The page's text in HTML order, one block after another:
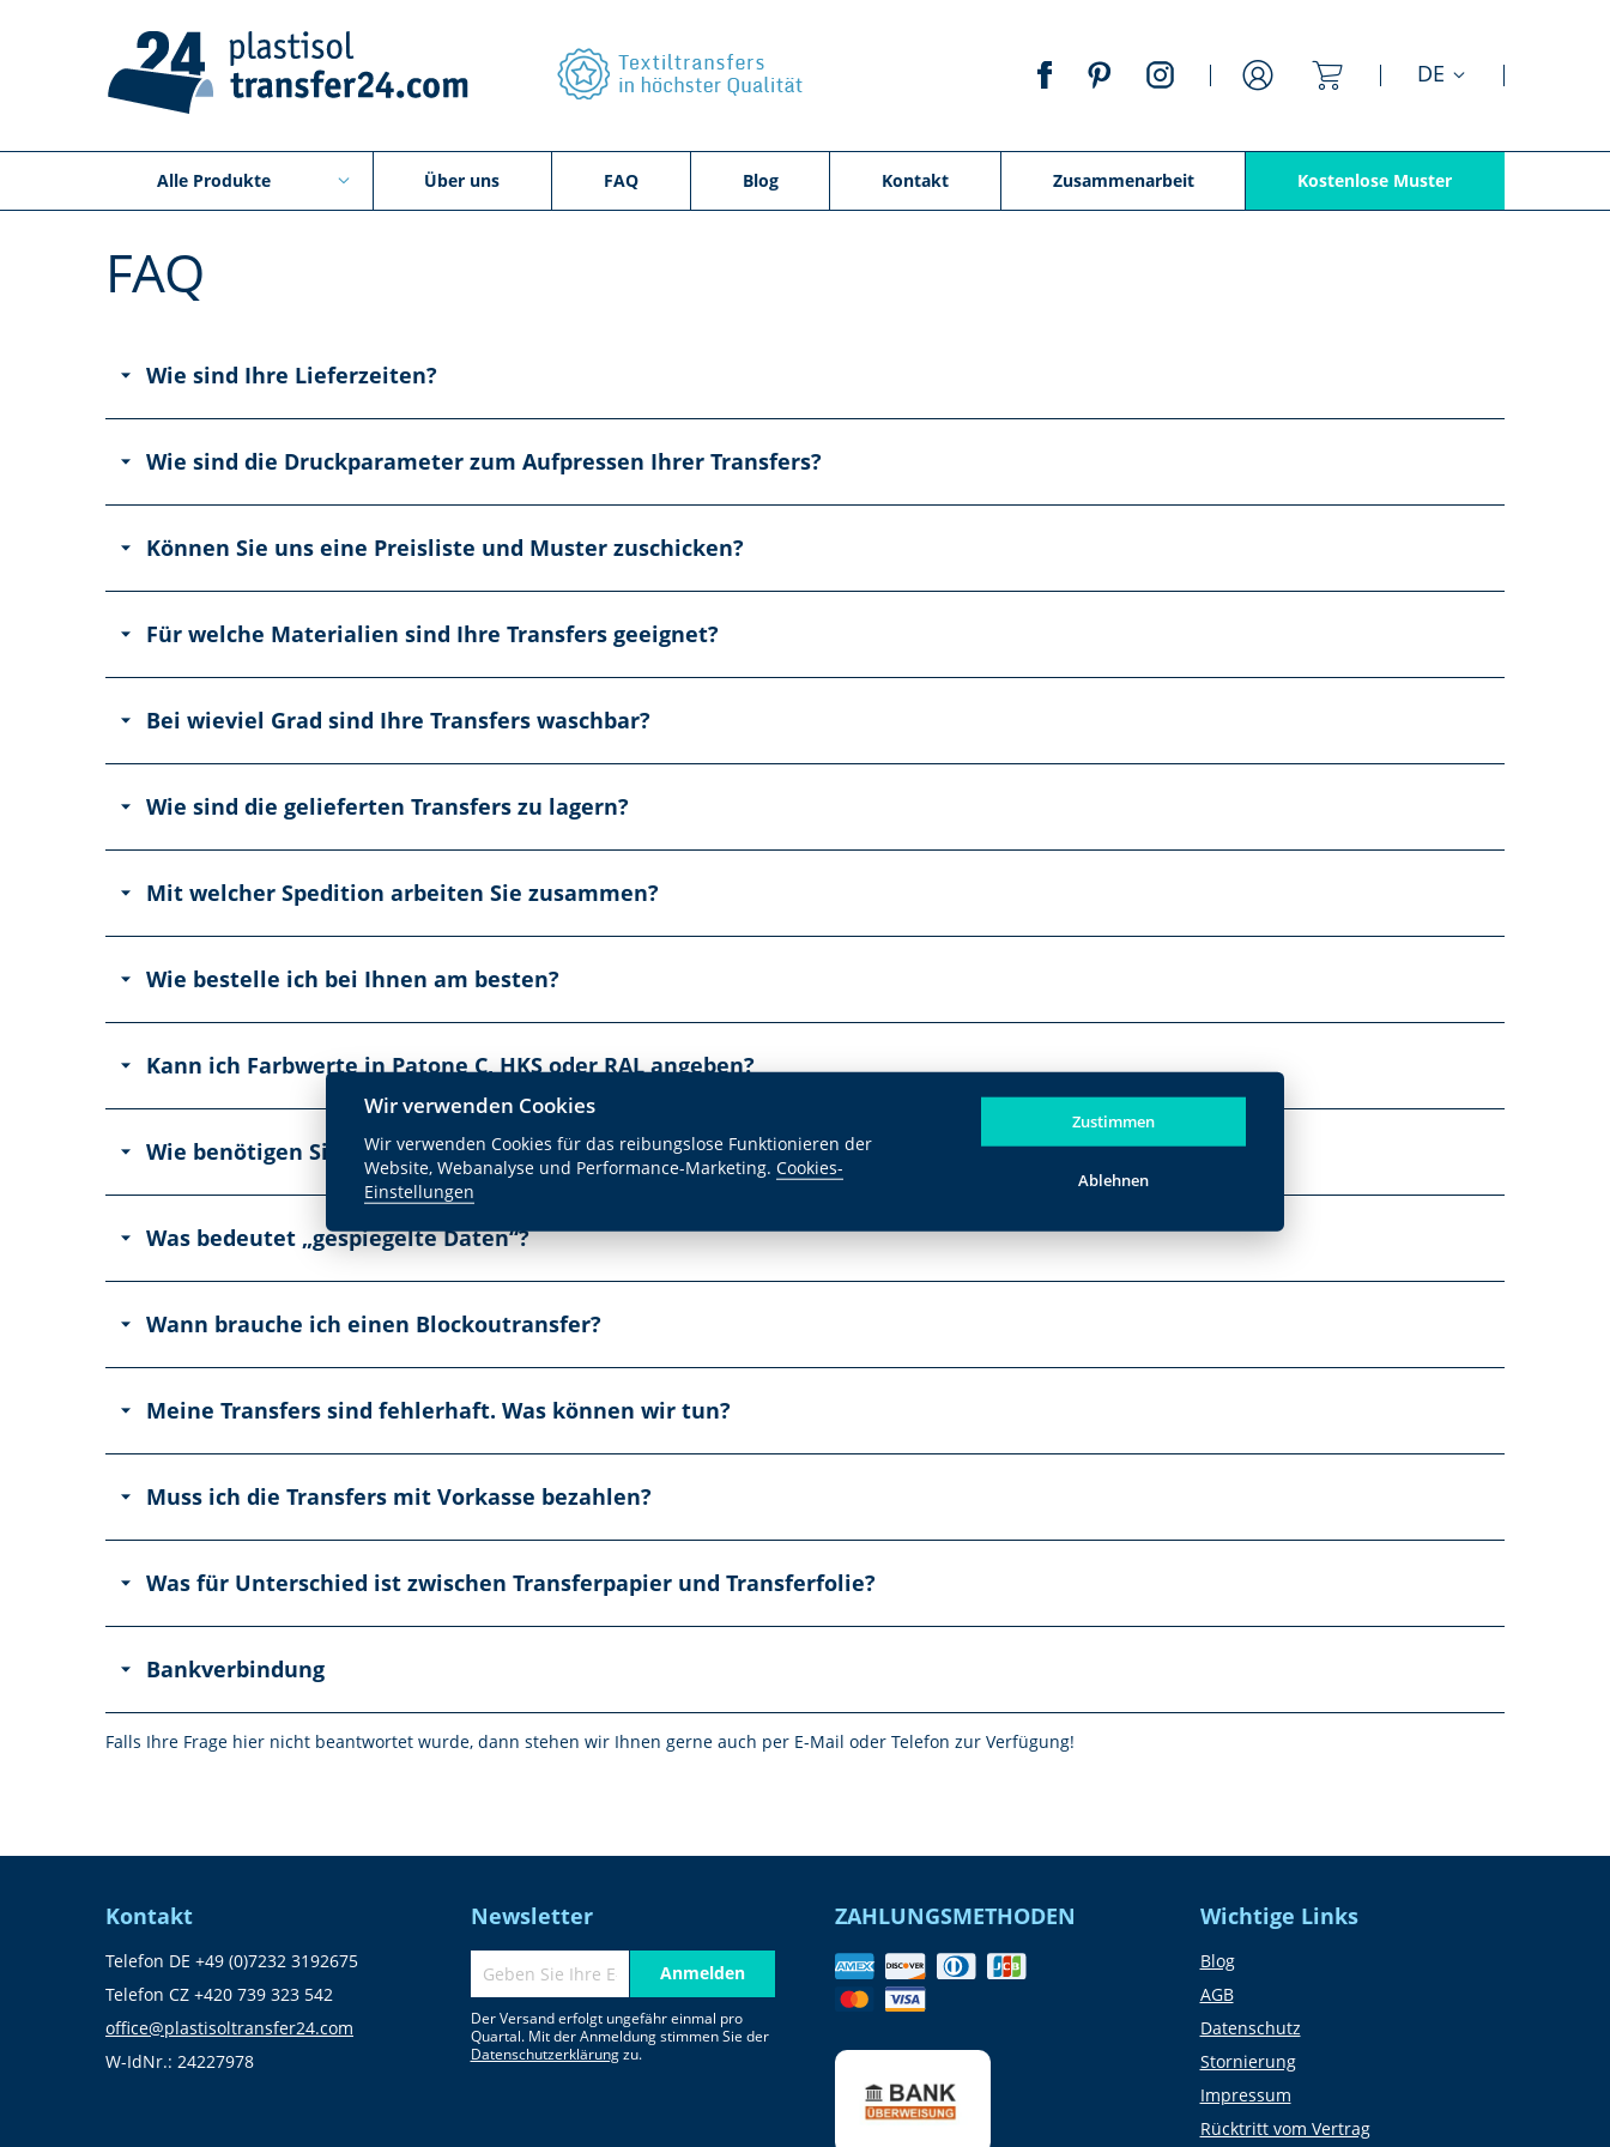
Mein Warenkorb
DE
Alle Produkte Über uns FAQ Blog Kontakt Zusammenarbeit Kostenlose Muster
FAQ
Wie sind Ihre Lieferzeiten?
Wie sind die Druckparameter zum Aufpressen Ihrer Transfers?
Können Sie uns eine Preisliste und Muster zuschicken?
Für welche Materialien sind Ihre Transfers geeignet?
Bei wieviel Grad sind Ihre Transfers waschbar?
Wie sind die gelieferten Transfers zu lagern?
Mit welcher Spedition arbeiten Sie zusammen?
Wie bestelle ich bei Ihnen am besten?
Kann ich Farbwerte in Patone C, HKS oder RAL angeben?
Wie benötigen Sie die Druckdaten?
Was bedeutet „gespiegelte Daten“?
Wann brauche ich einen Blockoutransfer?
Meine Transfers sind fehlerhaft. Was können wir tun?
Muss ich die Transfers mit Vorkasse bezahlen?
Was für Unterschied ist zwischen Transferpapier und Transferfolie?
Bankverbindung
Falls Ihre Frage hier nicht beantwortet wurde, dann stehen wir Ihnen gerne auch per E-Mail oder Telefon zur Verfügung!
Kontakt
Telefon DE +49 (0)7232 3192675
Telefon CZ +420 739 323 542
office@plastisoltransfer24.com
W-IdNr.: 24227978
Newsletter
Anmelden
Der Versand erfolgt ungefähr einmal pro
Quartal. Mit der Anmeldung stimmen Sie der
Datenschutzerklärungzu.
ZAHLUNGSMETHODEN Wichtige Links
Blog
AGB
Datenschutz
Stornierung
Impressum
Rücktritt vom Vertrag
Wir verwenden Cookies
Wir verwenden Cookies für das reibungslose Funktionieren der
Website, Webanalyse und Performance-Marketing. Cookies-
Einstellungen
Zustimmen
Ablehnen